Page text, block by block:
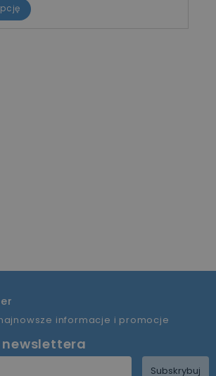
informacje i promocje
newslettera
Subskrybuj